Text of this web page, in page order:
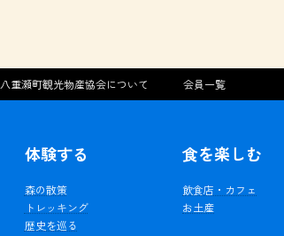
八重瀬町観光物産協会について 会員一覧
体験する
森の散策
トレッキング
歴史を巡る
食を楽しむ
飲食店・カフェ
お土産